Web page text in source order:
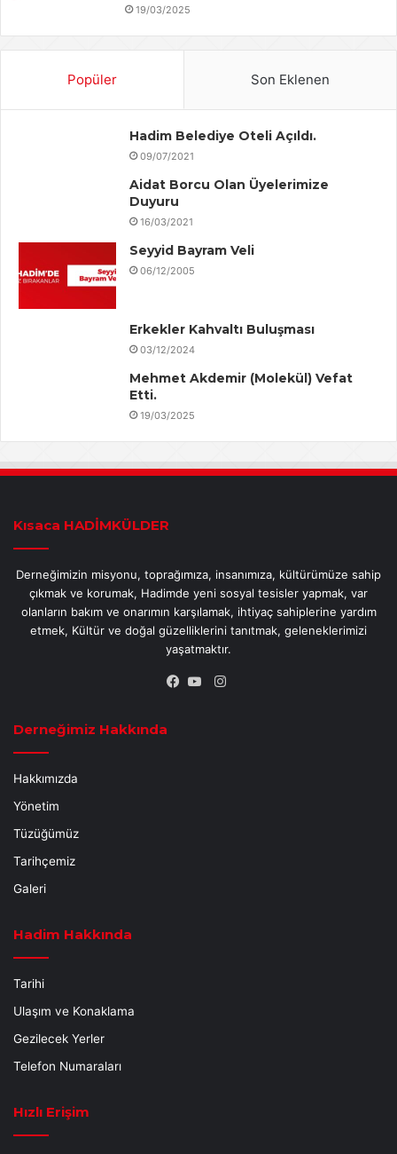
19/03/2025
Popüler Son Eklenen
Hadim Belediye Oteli Açıldı.
09/07/2021
Aidat Borcu Olan Üyelerimize
Duyuru
16/03/2021
Seyyid Bayram Veli
06/12/2005
Erkekler Kahvaltı Buluşması
03/12/2024
Mehmet Akdemir (Molekül) Vefat
Etti.
19/03/2025
Kısaca HADİMKÜLDER
Derneğimizin misyonu, toprağımıza, insanımıza, kültürümüze sahip
çıkmak ve korumak, Hadimde yeni sosyal tesisler yapmak, var
olanların bakım ve onarımın karşılamak, ihtiyaç sahiplerine yardım
etmek, Kültür ve doğal güzelliklerini tanıtmak, geleneklerimizi
yaşatmaktır.
Instagram
Derneğimiz Hakkında
Hakkımızda
Yönetim
Tüzüğümüz
Tarihçemiz
Galeri
Hadim Hakkında
Tarihi
Ulaşım ve Konaklama
Gezilecek Yerler
Telefon Numaraları
Hızlı Erişim